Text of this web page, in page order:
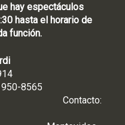
hay espectáculos
hasta el horario de
función.
2] 1950-8565